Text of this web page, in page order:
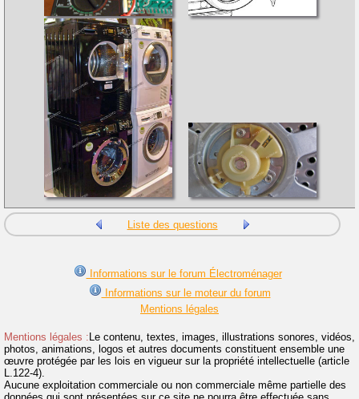
Liste des questions
Informations sur le forum Électroménager
Informations sur le moteur du forum
Mentions légales
Mentions légales : Le contenu, textes, images, illustrations sonores, vidéos,
photos, animations, logos et autres documents constituent ensemble une
œuvre protégée par les lois en vigueur sur la propriété intellectuelle (article
L.122-4).
Aucune exploitation commerciale ou non commerciale même partielle des